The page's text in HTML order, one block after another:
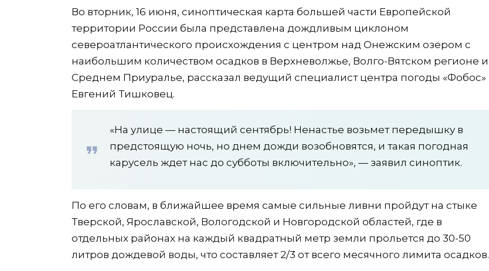
Во вторник, 16 июня, синоптическая карта большей части Европейской
территории России была представлена дождливым циклоном
североатлантического происхождения с центром над Онежским озером с
наибольшим количеством осадков в Верхневолжье, Волго-Вятском регионе и
Среднем Приуралье, рассказал ведущий специалист центра погоды «Фобос»
Евгений Тишковец.
«На улице — настоящий сентябрь! Ненастье возьмет передышку в
предстоящую ночь, но днем дожди возобновятся, и такая погодная
карусель ждет нас до субботы включительно», — заявил синоптик.
По его словам, в ближайшее время самые сильные ливни пройдут на стыке
Тверской, Ярославской, Вологодской и Новгородской областей, где в
отдельных районах на каждый квадратный метр земли прольется до 30-50
литров дождевой воды, что составляет 2/3 от всего месячного лимита осадков.